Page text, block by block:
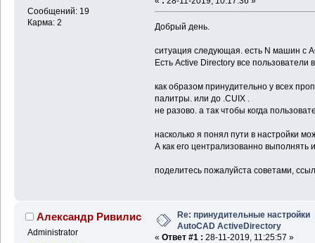
Сообщений: 19
Карма: 2
Добрый день.
ситуация следующая. есть N машин с
Есть Active Directory все пользователи
как образом принудительно у всех
палитры. или до .CUIX .
не разово. а так чтобы когда
насколько я понял пути в настройки
А как его централизованно выполнять
поделитесь пожалуйста советами,
Александр Ривилис
Administrator
Re: принудительные настройки
AutoCAD ActiveDirectory
« Ответ #1 : 28-11-2019, 11:25:57 »